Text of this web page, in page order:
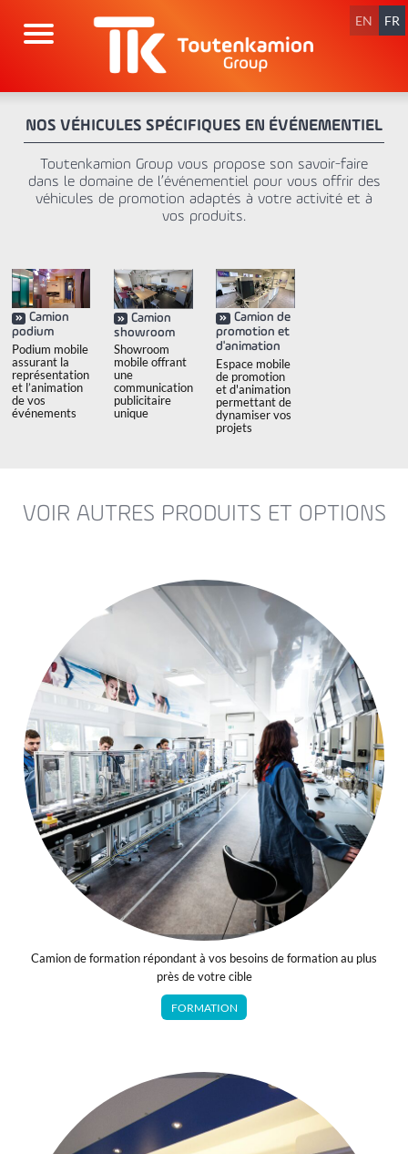
contenu
EN FR
NOS VÉHICULES SPÉCIFIQUES EN ÉVÉNEMENTIEL
Toutenkamion Group vous propose son savoir-faire
dans le domaine de l’événementiel pour vous offrir des
véhicules de promotion adaptés à votre activité et à
vos produits.
Camion
podium
Podium mobile
assurant la
représentation
et l’animation
de vos
événements
Camion
showroom
Showroom
mobile offrant
une
communication
publicitaire
unique
Camion de
promotion et
d'animation
Espace mobile
de promotion
et d'animation
permettant de
dynamiser vos
projets
VOIR AUTRES PRODUITS ET OPTIONS
Camion de formation répondant à vos besoins de formation au plus
près de votre cible
FORMATION